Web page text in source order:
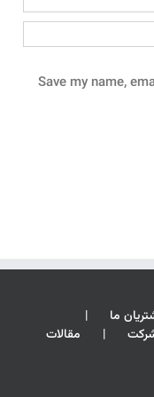
Save my name,
ما
مقالات